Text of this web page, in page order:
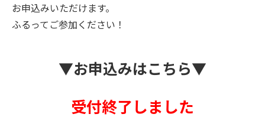
お申込みいただけます。
ふるってご参加ください！
▼お申込みはこちら▼
受付終了しました